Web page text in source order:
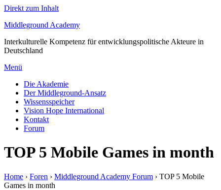
Direkt zum Inhalt
Middleground Academy
Interkulturelle Kompetenz für entwicklungspolitische Akteure in
Deutschland
Menü
Die Akademie
Der Middleground-Ansatz
Wissensspeicher
Vision Hope International
Kontakt
Forum
TOP 5 Mobile Games in month
Home › Foren › Middleground Academy Forum › TOP 5 Mobile
Games in month